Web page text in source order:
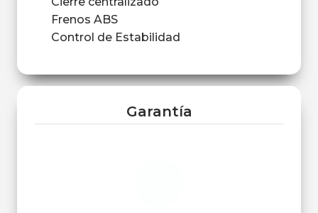
Frenos ABS
Control de Estabilidad
Garantía